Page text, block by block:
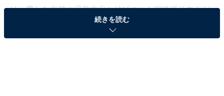
は、豊かな自然や温泉文化と結びついた個性派サウナが
数多く存在し、訪れる人を癒しと非日常の世界へ導いて
くれます。
続きを読む